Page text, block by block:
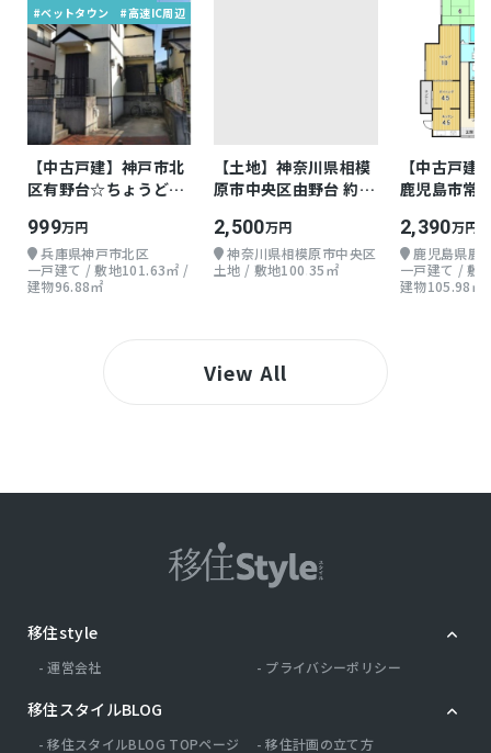
#ベットタウン
#高速IC周辺
【中古戸建】神戸市北
区有野台☆ちょうどよ
999万円
兵庫県神戸市北区
一戸建て / 敷地101.63㎡ /
建物96.88㎡
【土地】神奈川県相模
原市中央区由野台 約
2,500万円
神奈川県相模原市中央区
土地 / 敷地100.35㎡
【中古戸建
鹿児島市常
2,390万円
鹿児島県鹿
一戸建て / 敷
建物105.98㎡
View All
移住style
運営会社 プライバシーポリシー
移住スタイルBLOG
移住スタイルBLOG TOPページ 移住計画の立て方